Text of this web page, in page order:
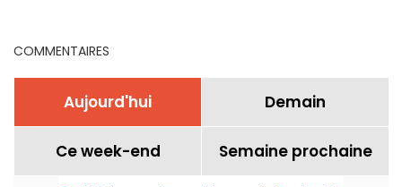
COMMENTAIRES
Aujourd'hui Demain
Ce week-end Semaine prochaine